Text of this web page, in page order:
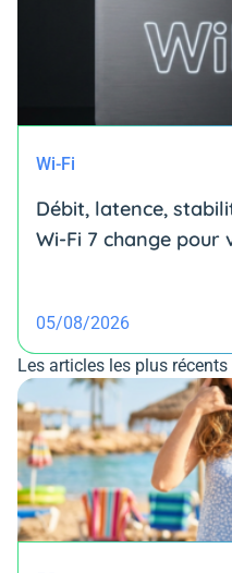
Wi-Fi
Débit, latence,
Wi-Fi 7 change
05/08/2026
Les articles les plus récents